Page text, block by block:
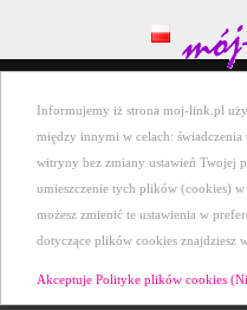
Informujemy iż strona moj-link.pl
między innymi w celach: świadczenia
witryny bez zmiany ustawień Twojej
umieszczenie tych plików (cookies)
możesz zmienić te ustawienia w
dotyczące plików cookies znajdziesz
Akceptuje Polityke plików cookies
Ostatnio dodane